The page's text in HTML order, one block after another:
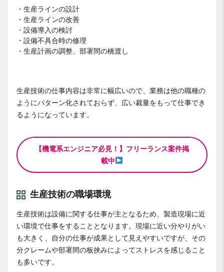
・生産ラインの設計
・生産ラインの改善
・設備導入の検討
・設備不具合時の修理
・生産計画の調整、部署間の橋渡し
生産技術の仕事内容は非常に幅広いので、業務は他の職種の
ようにパターン化されておらず、広い裁量をもって仕事でき
るようになっています。
【機電系エンジニア必見！】フリーランス案件掲
載中
生産技術の職場環境
生産技術は設備に関する仕事が主となるため、製造現場に近
い環境で仕事をすることとなります。現場に近い分やりがい
も大きく、自分の仕事が成果として見えやすいですが、その
分クレームや部署間の板挟みによってストレスを感じること
も多いです。